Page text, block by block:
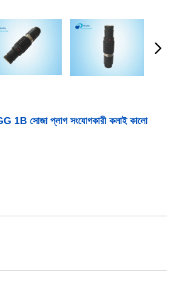
1B সোজা প্লাগ সংযোগকারী কলাই কালো